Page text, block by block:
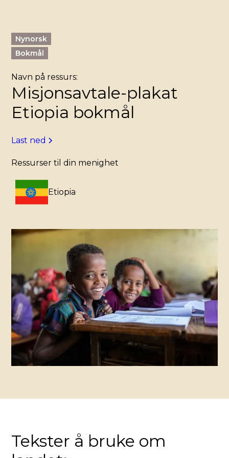
Nynorsk
Bokmål
Navn på ressurs:
Misjonsavtale-plakat
Etiopia bokmål
Last ned
Ressurser til din menighet
Etiopia
Tekster å bruke om